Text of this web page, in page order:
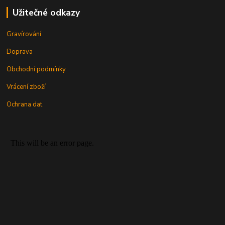
Užitečné odkazy
Gravírování
Doprava
Obchodní podmínky
Vrácení zboží
Ochrana dat